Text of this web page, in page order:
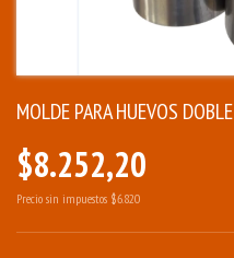
MOLDE PARA HUEVOS DOBLE
$8.252,20
Precio sin impuestos $6.820